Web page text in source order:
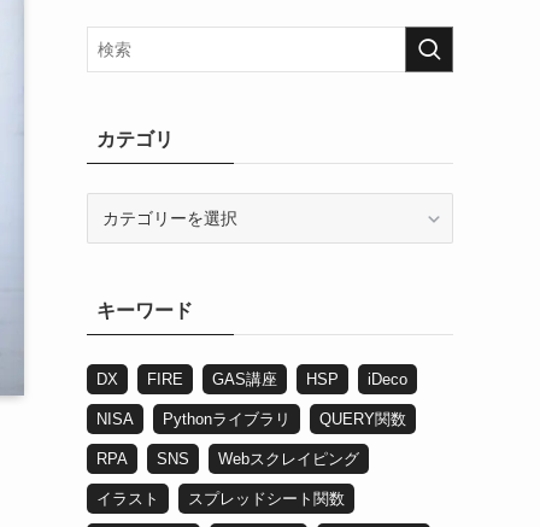
カテゴリ
キーワード
DX FIRE GAS講座 HSP iDeco
NISA Pythonライブラリ QUERY関数
RPA SNS Webスクレイピング
イラスト スプレッドシート関数